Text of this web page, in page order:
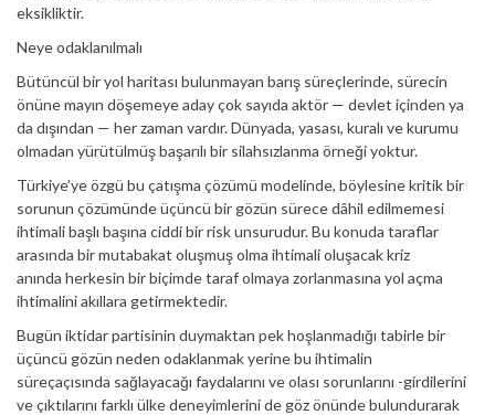
eksikliktir.
Neye odaklanılmalı
Bütüncül bir yol haritası bulunmayan barış süreçlerinde, sürecin
önüne mayın döşemeye aday çok sayıda aktör — devlet içinden ya
da dışından — her zaman vardır. Dünyada, yasası, kuralı ve kurumu
olmadan yürütülmüş başarılı bir silahsızlanma örneği yoktur.
Türkiye’ye özgü bu çatışma çözümü modelinde, böylesine kritik bir
sorunun çözümünde üçüncü bir gözün sürece dâhil edilmemesi
ihtimali başlı başına ciddi bir risk unsurudur. Bu konuda taraflar
arasında bir mutabakat oluşmuş olma ihtimali oluşacak kriz
anında herkesin bir biçimde taraf olmaya zorlanmasına yol açma
ihtimalini akıllara getirmektedir.
Bugün iktidar partisinin duymaktan pek hoşlanmadığı tabirle bir
üçüncü gözün neden odaklanmak yerine bu ihtimalin
süreçaçısında sağlayacağı faydalarını ve olası sorunlarını -girdilerini
ve çıktılarını farklı ülke deneyimlerini de göz önünde bulundurarak